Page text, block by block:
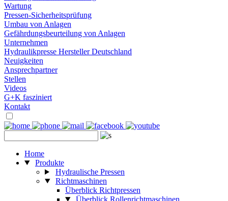
Wartung
Pressen-Sicherheitsprüfung
Umbau von Anlagen
Gefährdungsbeurteilung von Anlagen
Unternehmen
Hydraulikpresse Hersteller Deutschland
Neuigkeiten
Ansprechpartner
Stellen
Videos
G+K fasziniert
Kontakt
Home
Produkte
Hydraulische Pressen
Richtmaschinen
Überblick Richtpressen
Überblick Rollenrichtmaschinen